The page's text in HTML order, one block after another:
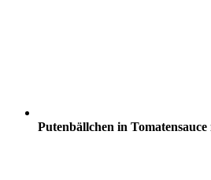
Putenbällchen in